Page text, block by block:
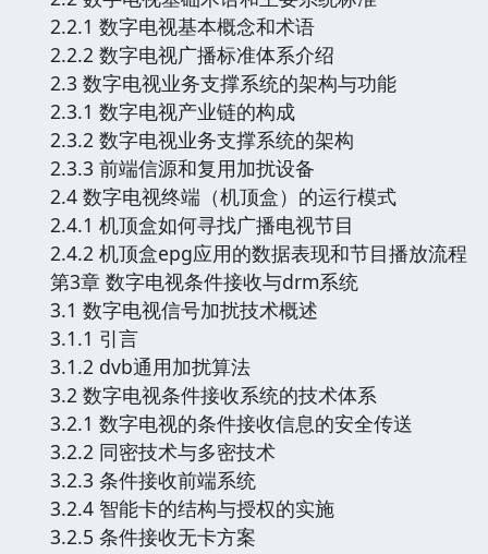
2.2.1 数字电视基本概念和术语
2.2.2 数字电视广播标准体系介绍
2.3 数字电视业务支撑系统的架构与功能
2.3.1 数字电视产业链的构成
2.3.2 数字电视业务支撑系统的架构
2.3.3 前端信源和复用加扰设备
2.4 数字电视终端（机顶盒）的运行模式
2.4.1 机顶盒如何寻找广播电视节目
2.4.2 机顶盒epg应用的数据表现和节目播放流程
第3章 数字电视条件接收与drm系统
3.1 数字电视信号加扰技术概述
3.1.1 引言
3.1.2 dvb通用加扰算法
3.2 数字电视条件接收系统的技术体系
3.2.1 数字电视的条件接收信息的安全传送
3.2.2 同密技术与多密技术
3.2.3 条件接收前端系统
3.2.4 智能卡的结构与授权的实施
3.2.5 条件接收无卡方案